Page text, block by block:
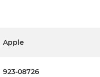
Apple
923-08726